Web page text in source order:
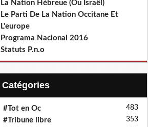
La Nation Hébreue (Ou Israël)
Le Parti De La Nation Occitane Et
L'europe
Programa Nacional 2016
Statuts P.n.o
Catégories
#Tot en Oc 483
#Tribune libre 353